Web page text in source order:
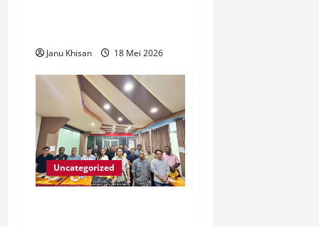
Janu Khisan 18 Mei 2026
Uncategorized